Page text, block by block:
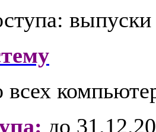
выпуски
всех
до